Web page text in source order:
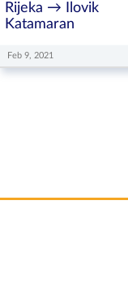
Rijeka → Ilovik
Katamaran
Feb 9, 2021